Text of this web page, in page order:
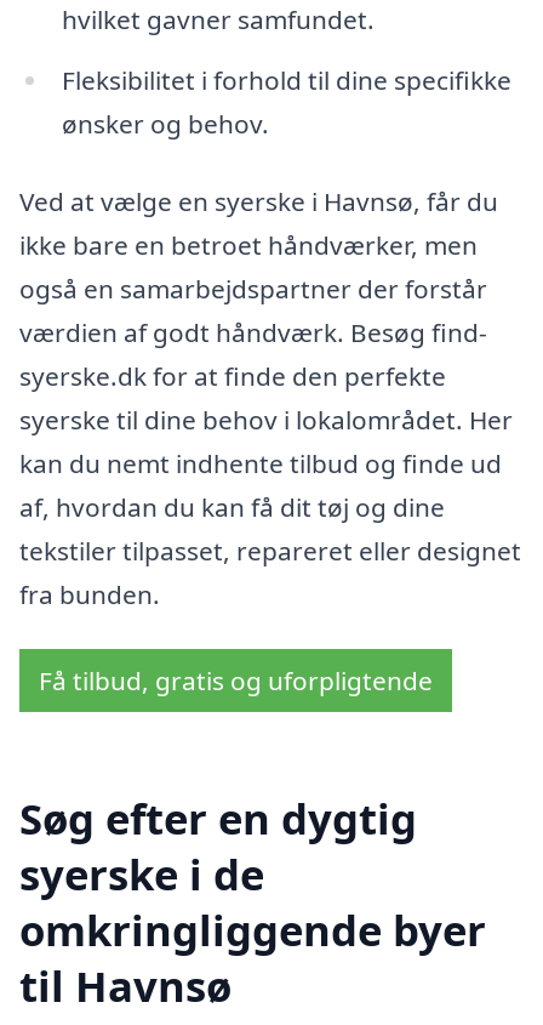
hvilket gavner samfundet.
Fleksibilitet i forhold til dine specifikke
ønsker og behov.
Ved at vælge en syerske i Havnsø, får du
ikke bare en betroet håndværker, men
også en samarbejdspartner der forstår
værdien af godt håndværk. Besøg find-
syerske.dk for at finde den perfekte
syerske til dine behov i lokalområdet. Her
kan du nemt indhente tilbud og finde ud
af, hvordan du kan få dit tøj og dine
tekstiler tilpasset, repareret eller designet
fra bunden.
Få tilbud, gratis og uforpligtende
Søg efter en dygtig
syerske i de
omkringliggende byer
til Havnsø